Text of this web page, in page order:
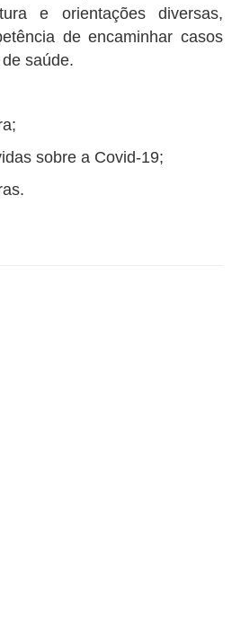
e orientações diversas,
de encaminhar casos
saúde.
sobre a Covid-19;